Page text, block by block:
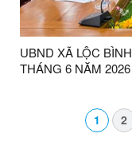
UBND XÃ LỘC BÌNH TỔ CHỨC HỌP THƯỜNG KỲ
THÁNG 6 NĂM 2026
1 2